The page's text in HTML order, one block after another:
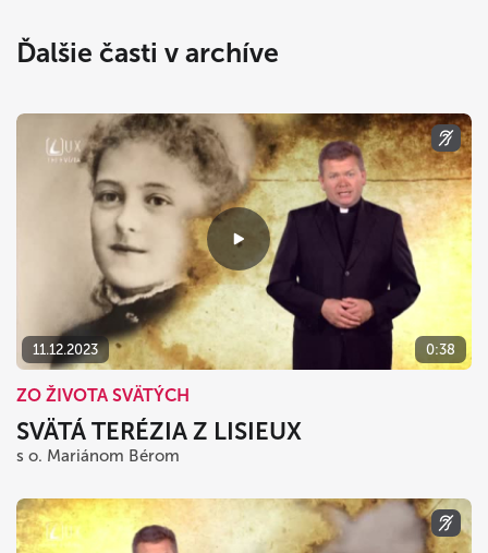
Ďalšie časti v archíve
11.12.2023 0:38
ZO ŽIVOTA SVÄTÝCH
SVÄTÁ TERÉZIA Z LISIEUX
s o. Mariánom Bérom